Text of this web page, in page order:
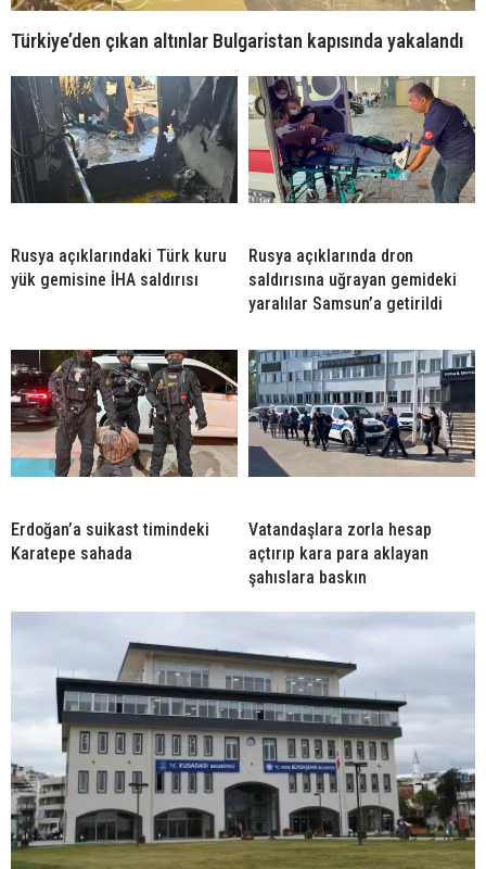
Türkiye’den çıkan altınlar Bulgaristan kapısında yakalandı
Rusya açıklarındaki Türk kuru
yük gemisine İHA saldırısı
Rusya açıklarında dron
saldırısına uğrayan gemideki
yaralılar Samsun’a getirildi
Erdoğan’a suikast timindeki
Karatepe sahada
Vatandaşlara zorla hesap
açtırıp kara para aklayan
şahıslara baskın